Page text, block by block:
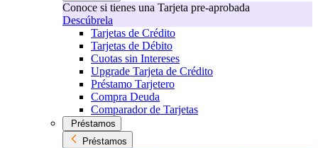
Conoce si tienes una Tarjeta pre-aprobada
Descúbrela
Tarjetas de Crédito
Tarjetas de Débito
Cuotas sin Intereses
Upgrade Tarjeta de Crédito
Préstamo Tarjetero
Compra Deuda
Comparador de Tarjetas
Préstamos
Préstamos